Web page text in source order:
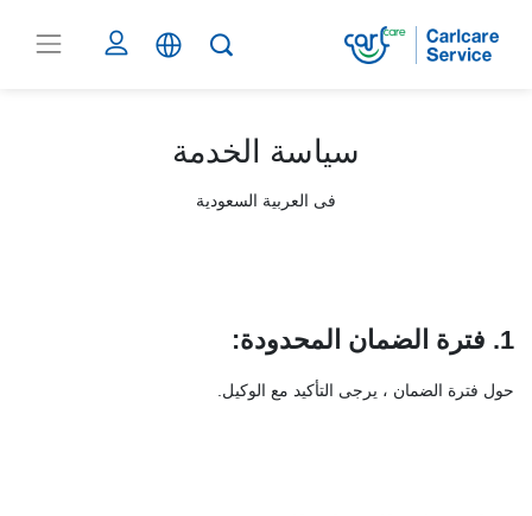
سياسة الخدمة
فى العربية السعودية
1. فترة الضمان المحدودة :
حول فترة الضمان ، يرجى التأكيد مع الوكيل.